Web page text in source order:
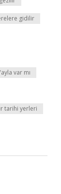
gidilir
var mı
tarihi yerleri